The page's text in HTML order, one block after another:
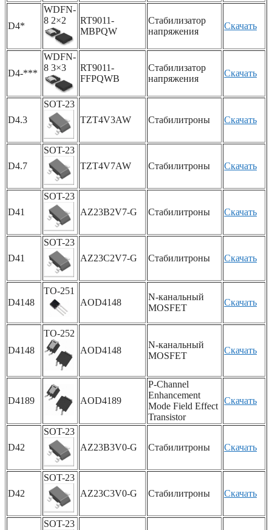
D4*
WDFN-
8 2×2
RT9011-
MBPQW
Стабилизатор
напряжения
Скачать
D4-***
WDFN-
8 3×3
RT9011-
FFPQWB
Стабилизатор
напряжения
Скачать
D4.3
SOT-23
TZT4V3AW
Стабилитроны Скачать
D4.7
SOT-23
TZT4V7AW
Стабилитроны Скачать
D41
SOT-23
AZ23B2V7-G
Стабилитроны Скачать
D41
SOT-23
AZ23C2V7-G
Стабилитроны Скачать
D4148
TO-251
AOD4148
N-канальный
MOSFET
Скачать
D4148
TO-252
AOD4148
N-канальный
MOSFET
Скачать
D4189 AOD4189
P-Channel
Enhancement
Mode Field Effect
Transistor
Скачать
D42
SOT-23
AZ23B3V0-G
Стабилитроны Скачать
D42
SOT-23
AZ23C3V0-G
Стабилитроны Скачать
SOT-23